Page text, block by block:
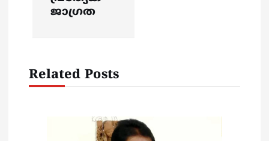
v
ജാഗ്രത
Related Posts